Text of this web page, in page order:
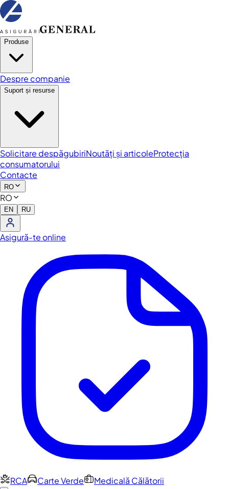
Produse
Despre companie
Suport și resurse
Solicitare despăgubiriNoutăți și articoleProtecția
consumatorului
Contacte
RO
RO
EN RU
Asigură-te online
RCA Carte Verde Medicală Călătorii